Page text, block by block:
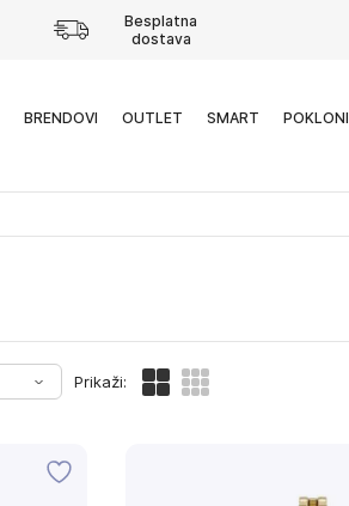
Besplatna
dostava
BRENDOVI OUTLET SMART POKLONI
Prikaži: